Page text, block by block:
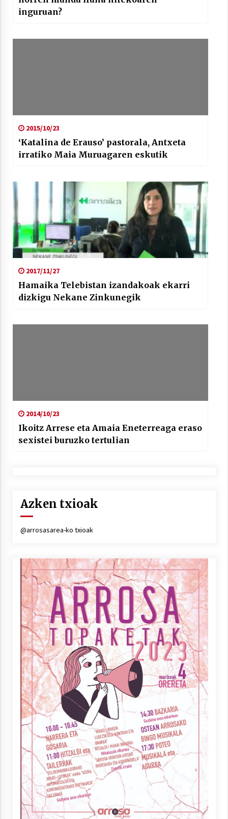
inguruan?
2015/10/23
‘Katalina de Erauso’ pastorala, Antxeta
irratiko Maia Muruagaren eskutik
2017/11/27
Hamaika Telebistan izandakoak ekarri
dizkigu Nekane Zinkunegik
2014/10/23
Ikoitz Arrese eta Amaia Eneterreaga eraso
sexistei buruzko tertulian
Azken txioak
@arrosasarea-ko txioak